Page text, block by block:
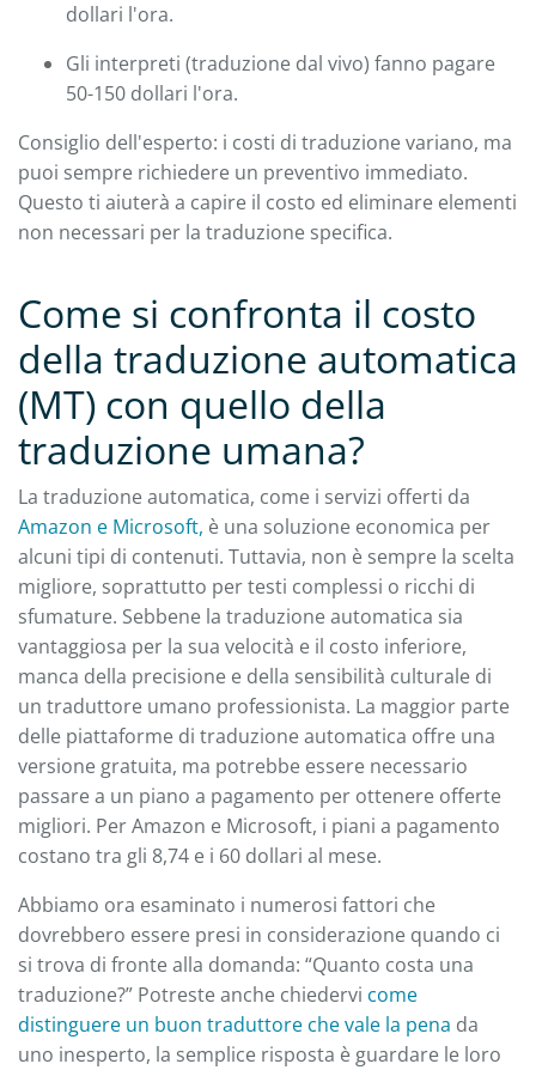
dollari l'ora.
Gli interpreti (traduzione dal vivo) fanno pagare
50-150 dollari l'ora.
Consiglio dell'esperto: i costi di traduzione variano, ma
puoi sempre richiedere un preventivo immediato.
Questo ti aiuterà a capire il costo ed eliminare elementi
non necessari per la traduzione specifica.
Come si confronta il costo
della traduzione automatica
(MT) con quello della
traduzione umana?
La traduzione automatica, come i servizi offerti da
Amazon e Microsoft, è una soluzione economica per
alcuni tipi di contenuti. Tuttavia, non è sempre la scelta
migliore, soprattutto per testi complessi o ricchi di
sfumature. Sebbene la traduzione automatica sia
vantaggiosa per la sua velocità e il costo inferiore,
manca della precisione e della sensibilità culturale di
un traduttore umano professionista. La maggior parte
delle piattaforme di traduzione automatica offre una
versione gratuita, ma potrebbe essere necessario
passare a un piano a pagamento per ottenere offerte
migliori. Per Amazon e Microsoft, i piani a pagamento
costano tra gli 8,74 e i 60 dollari al mese.
Abbiamo ora esaminato i numerosi fattori che
dovrebbero essere presi in considerazione quando ci
si trova di fronte alla domanda: “Quanto costa una
traduzione?” Potreste anche chiedervi come
distinguere un buon traduttore che vale la pena da
uno inesperto, la semplice risposta è guardare le loro